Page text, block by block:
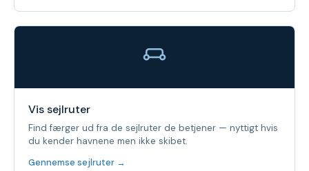
Vis sejlruter
Find færger ud fra de sejlruter de betjener — nyttigt hvis
du kender havnene men ikke skibet.
Gennemse sejlruter →